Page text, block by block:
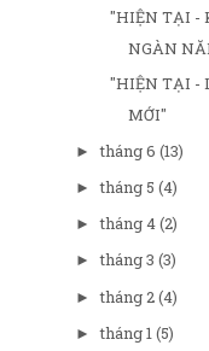
"HIỆN TẠI -
NGÀN
"HIỆN TẠI -
MỚI"
►tháng 6 (13)
►tháng 5 (4)
►tháng 4(2)
►tháng 3 (3)
►tháng 2(4)
►tháng 1(5)